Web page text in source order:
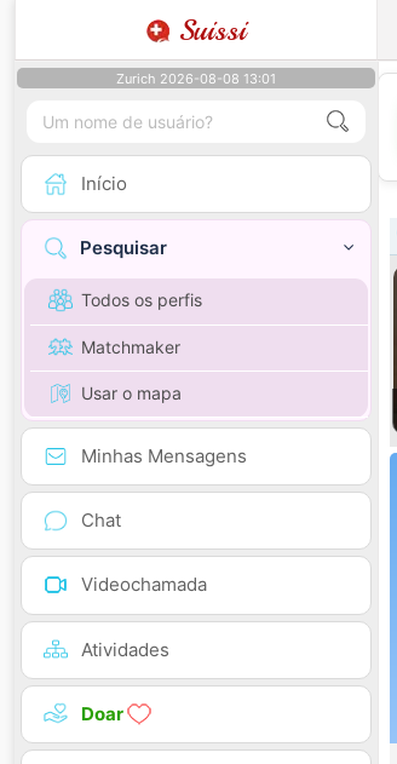
Suissi
Zurich 2026-08-08 13:01
Início
Pesquisar
Todos os perfis
Matchmaker
Usar o mapa
Minhas Mensagens
Chat
Videochamada
Atividades
Doar